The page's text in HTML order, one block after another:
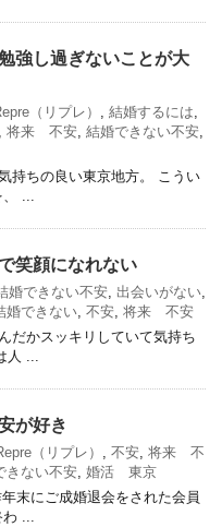
強し過ぎないことが大
（リプレ） , 結婚するには,
, 将来 不安, 結婚できない不安,
持ちの良い東京地方。 こうい
、 ...
笑顔になれない
婚できない不安, 出会いがない,
婚できない, 不安, 将来 不安
だかスッキリしていて気持ち
人 ...
が好き
（リプレ） , 不安, 将来 不
きない不安, 婚活 東京
末にご成婚退会をされた会員
わ ...